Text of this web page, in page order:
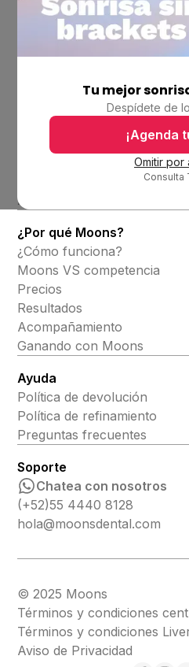
Tu mejor
Despídete de
¡Agenda
Omitir por
Consulta
Alineadores invisibles
¿Por qué Moons?
¿Cómo funciona?
Moons VS competencia
Precios
Resultados
Acompañamiento
Ganando con Moons
Ayuda
Política de devolución
Política de refinamiento
Preguntas frecuentes
Soporte
Chatea con nosotros
(+52)55 4440 8128
hola@moonsdental.com
© 2025 Moons
Términos y condiciones
Términos y condiciones
Aviso de Privacidad